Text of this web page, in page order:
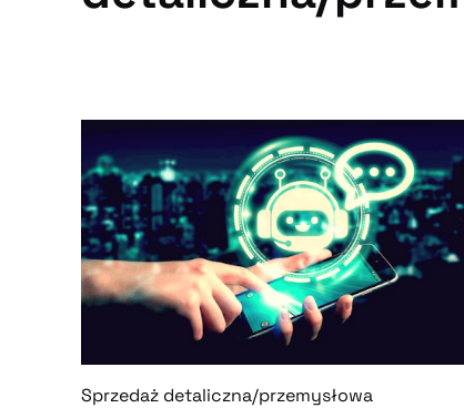
Sprzedaż detaliczna/przemysłowa